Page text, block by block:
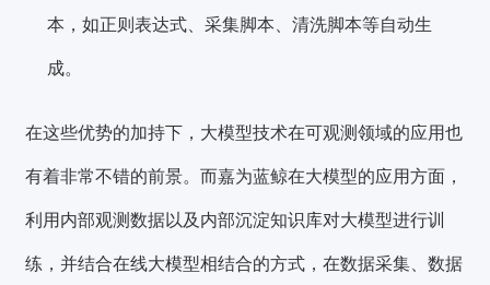
本，如正则表达式、采集脚本、清洗脚本等自动生
成。
在这些优势的加持下， 大模型技术在可观测领域的应用也
有着非常不错的前景。而嘉为蓝鲸在大模型的应用方面，
利用内部观测数据以及内部沉淀知识库对大模型进行训
练，并结合在线大模型相结合的方式，在数据采集、数据